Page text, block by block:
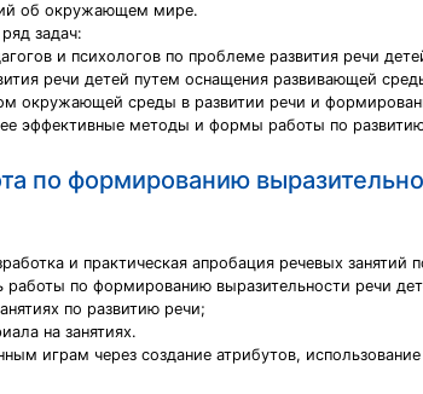
об окружающем мире.
задач:
и психологов по проблеме развития речи
речи детей путем оснащения развивающей
окружающей среды в развитии речи и
эффективные методы и формы работы по
по формированию
и практическая апробация речевых
работы по формированию выразительности речи
по развитию речи;
на занятиях.
играм через создание атрибутов,